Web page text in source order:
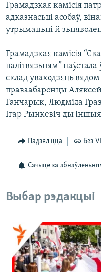
Грамадзкая камісія
адказнасьці асобаў,
утрыманьні й
Грамадзкая камісія
палітвязьням”
склад уваходзяць
праваабаронцы
Ганчарык, Людміла
Ігар Рынкевіч ды
Падзяліцца Без
Сачыце за
Выбар рэдакцыі